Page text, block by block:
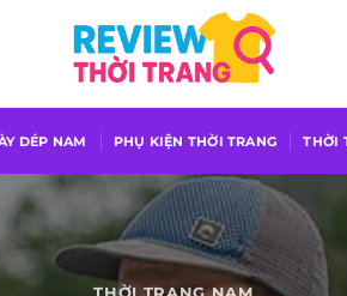
DÉP NAM PHỤ KIỆN THỜI TRANG THỜI